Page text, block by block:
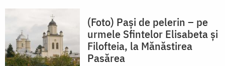
(Foto) Pași de pelerin – pe
urmele Sfintelor Elisabeta și
Filofteia, la Mănăstirea
Pasărea